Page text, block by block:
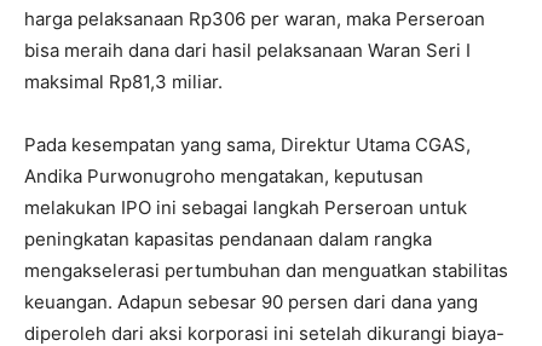
harga pelaksanaan Rp306 per waran, maka Perseroan
bisa meraih dana dari hasil pelaksanaan Waran Seri I
maksimal Rp81,3 miliar.
Pada kesempatan yang sama, Direktur Utama CGAS,
Andika Purwonugroho mengatakan, keputusan
melakukan IPO ini sebagai langkah Perseroan untuk
peningkatan kapasitas pendanaan dalam rangka
mengakselerasi pertumbuhan dan menguatkan stabilitas
keuangan. Adapun sebesar 90 persen dari dana yang
diperoleh dari aksi korporasi ini setelah dikurangi biaya-